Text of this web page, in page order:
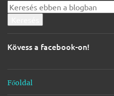
y
z
s
k
Kövess a facebook-on!
Főoldal